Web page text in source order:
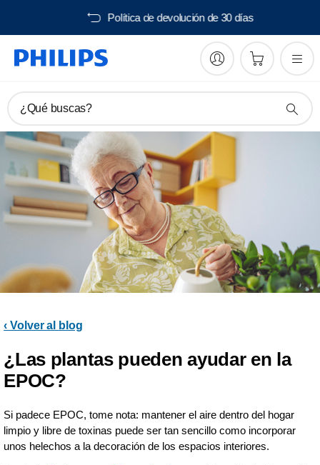
Envío gratis desde 40€
¿Qué buscas?
‹ Volver al blog
¿Las plantas pueden ayudar en la
EPOC?
Si padece EPOC, tome nota: mantener el aire dentro del hogar
limpio y libre de toxinas puede ser tan sencillo como incorporar
unos helechos a la decoración de los espacios interiores.